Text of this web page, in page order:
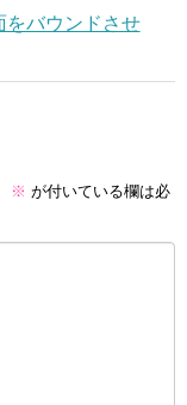
をバウンドさせ
※ が付いている欄は必